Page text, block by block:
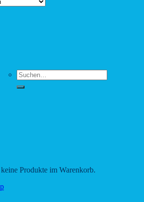
Suchen
nach:
Produkte im Warenkorb.